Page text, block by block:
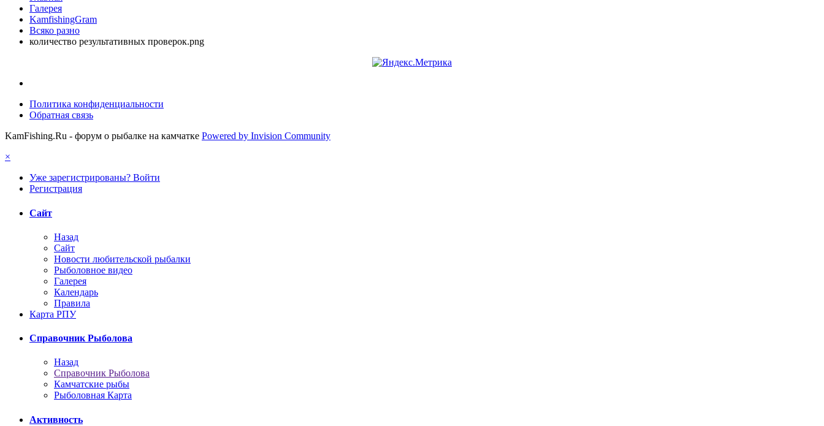
Галерея
KamfishingGram
Всяко разно
количество результативных проверок.png
Политика конфиденциальности
Обратная связь
KamFishing.Ru - форум о рыбалке на камчатке Powered by Invision Community
×
Уже зарегистрированы? Войти
Регистрация
Сайт
Назад
Сайт
Новости любительской рыбалки
Рыболовное видео
Галерея
Календарь
Правила
Карта РПУ
Справочник Рыболова
Назад
Справочник Рыболова
Камчатские рыбы
Рыболовная Карта
Активность